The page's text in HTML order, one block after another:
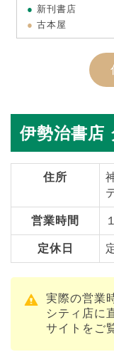
新刊書店
古本屋
伊勢治書店
住所
営業時間
定休日
実際の営業
シティ店に
サイトをご